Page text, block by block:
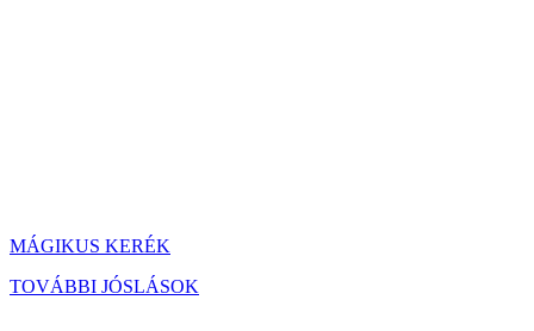
MÁGIKUS KERÉK
TOVÁBBI JÓSLÁSOK